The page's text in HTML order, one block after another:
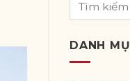
DANH